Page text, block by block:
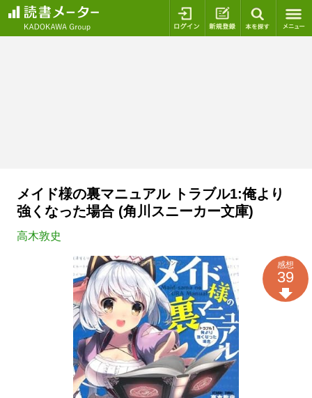
ログイン 新規登録
メイド様の裏マニュアル トラブル1:俺より
強くなった場合 (角川スニーカー文庫)
高木敦史
感想
39